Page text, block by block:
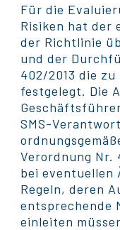
Für die
Risiken hat der
der Richtlinie
und der
402/2013 die
festgelegt. Die
SMS-
Verordnung Nr.
bei eventuellen
Regeln, deren
entsprechende
einleiten